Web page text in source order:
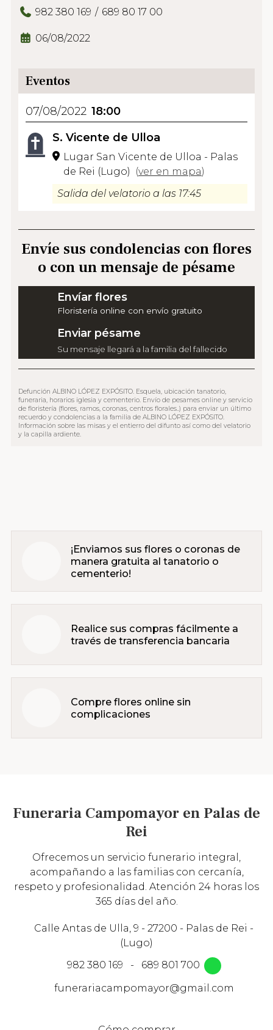
982 380 169 689 80 17 00
06/08/2022
Eventos
07/08/2022 18:00
S. Vicente de Ulloa
Lugar San Vicente de Ulloa - Palas
de Rei (Lugo)
(ver en mapa)
Salida del velatorio a las 17:45
Envíe sus condolencias con flores
o con un mensaje de pésame
Envíar flores
Floristería online con envío gratuito
Enviar pésame
Su mensaje llegará a la familia del fallecido
Defunción ALBINO LÓPEZ EXPÓSITO. Esquela, ubicación tanatorio,
funeraria, horarios iglesia y cementerio. Envío de pesames online y servicio
de floristería (flores, ramos, coronas, centros florales..) para enviar un último
recuerdo y condolencias a la familia de ALBINO LÓPEZ EXPÓSITO.
Información sobre las misas y el entierro del difunto así como del velatorio
y la capilla ardiente.
¡Enviamos sus flores o coronas de
manera gratuita al tanatorio o
cementerio!
Realice sus compras fácilmente a
través de transferencia bancaria
Compre flores online sin
complicaciones
Funeraria Campomayor en Palas de
Rei
Ofrecemos un servicio funerario integral,
acompañando a las familias con cercanía,
respeto y profesionalidad. Atención 24 horas los
365 días del año.
Calle Antas de Ulla, 9 - 27200 - Palas de Rei -
(Lugo)
982 380 169
-
689 801 700
funerariacampomayor@gmail.com